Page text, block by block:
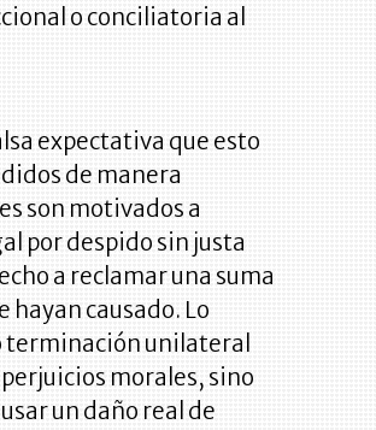
o conciliatoria al
expectativa que esto
de manera
son motivados a
por despido sin justa
a reclamar una suma
hayan causado. Lo
terminación unilateral
morales, sino
un daño real de